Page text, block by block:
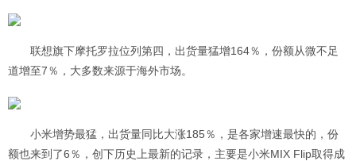
联想旗下摩托罗拉位列第四，出货量猛增164％，份额从微不足
道增至7％，大多数来源于海外市场。
小米增势最猛，出货量同比大涨185％，是各家增速最快的，份
额也来到了6％，创下历史上最新的记录，主要是小米MIX Flip取得成